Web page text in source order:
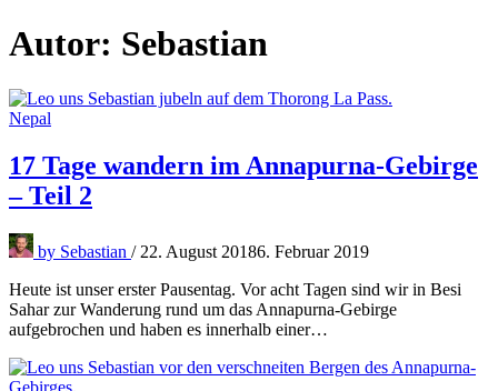
Autor: Sebastian
Nepal
17 Tage wandern im Annapurna-Gebirge
– Teil 2
by Sebastian / 22. August 20186. Februar 2019
Heute ist unser erster Pausentag. Vor acht Tagen sind wir in Besi
Sahar zur Wanderung rund um das Annapurna-Gebirge
aufgebrochen und haben es innerhalb einer…